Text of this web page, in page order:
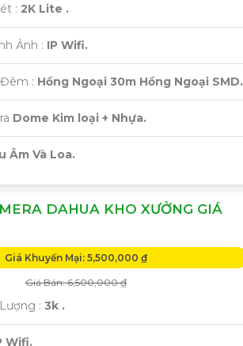
: 2K Lite .
Ảnh : IP Wifi.
: Hồng Ngoại 30m Hồng Ngoại SMD.
Dome Kim loại + Nhựa.
Âm Và Loa.
DAHUA KHO XƯỞNG GIÁ
Giá Khuyến Mại: 5,500,000 ₫
Giá Bán: 6,500,000 ₫
: 3k .
Wifi.